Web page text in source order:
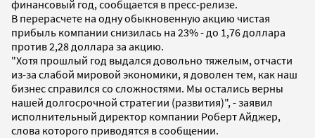
финансовый год, сообщается в пресс-релизе.
В перерасчете на одну обыкновенную акцию чистая
прибыль компании снизилась на 23% - до 1,76 доллара
против 2,28 доллара за акцию.
"Хотя прошлый год выдался довольно тяжелым, отчасти
из-за слабой мировой экономики, я доволен тем, как наш
бизнес справился со сложностями. Мы остались верны
нашей долгосрочной стратегии (развития)", - заявил
исполнительный директор компании Роберт Айджер,
слова которого приводятся в сообщении.